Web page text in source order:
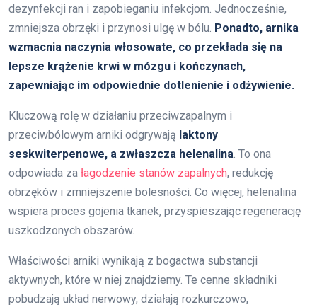
dezynfekcji ran i zapobieganiu infekcjom. Jednocześnie,
zmniejsza obrzęki i przynosi ulgę w bólu. Ponadto, arnika
wzmacnia naczynia włosowate, co przekłada się na
lepsze krążenie krwi w mózgu i kończynach,
zapewniając im odpowiednie dotlenienie i odżywienie.
Kluczową rolę w działaniu przeciwzapalnym i
przeciwbólowym arniki odgrywają laktony
seskwiterpenowe, a zwłaszcza helenalina. To ona
odpowiada za łagodzenie stanów zapalnych, redukcję
obrzęków i zmniejszenie bolesności. Co więcej, helenalina
wspiera proces gojenia tkanek, przyspieszając regenerację
uszkodzonych obszarów.
Właściwości arniki wynikają z bogactwa substancji
aktywnych, które w niej znajdziemy. Te cenne składniki
pobudzają układ nerwowy, działają rozkurczowo,